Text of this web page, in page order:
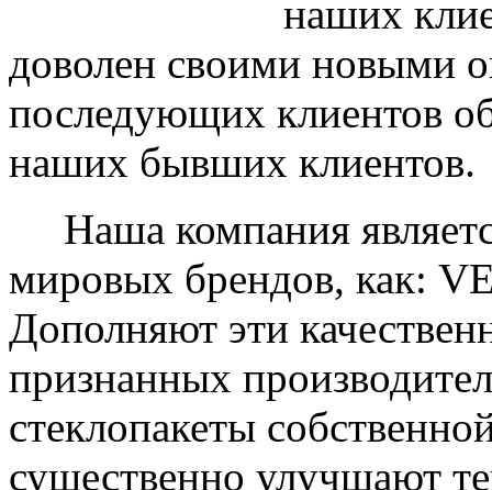
наших
доволен своими новыми
последующих клиентов
наших бывших клиентов.
Наша компания
мировых брендов, как:
Дополняют эти
признанных
стеклопакеты
существенно улучшают